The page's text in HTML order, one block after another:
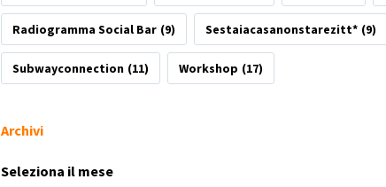
Radiogramma Social Bar (9) Sestaiacasanonstarezitt* (9)
Subwayconnection (11) Workshop (17)
Archivi
Archivi